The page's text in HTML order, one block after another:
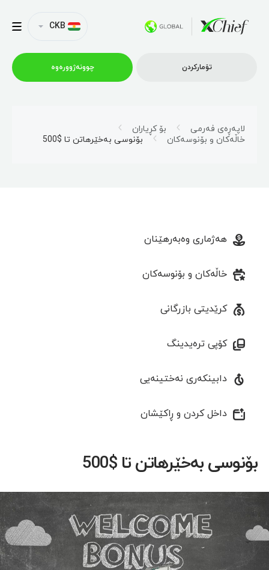
هاوبەشی
CKB
تۆمارکردن چوونەژوورەوە
لاپەڕەی فەرمی
بۆ کڕیاران
خاڵەکان و بۆنوسەکان
بۆنوسی بەخێرهاتن تا $500
هەژماری وەبەرهێنان
خاڵەکان و بۆنوسەکان
کرێدیتی بازرگانی
کۆپی ترەیدینگ
دابینکەری نەختینەیی
داخل کردن و ڕاکێشان
بۆنوسی بەخێرهاتن تا $500